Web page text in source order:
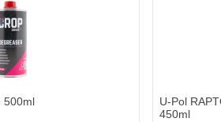
500ml
U-Pol
450ml